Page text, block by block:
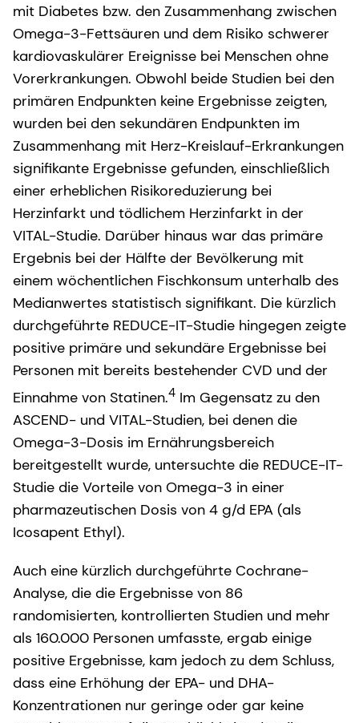
mit Diabetes bzw. den Zusammenhang zwischen
Omega-3-Fettsäuren und dem Risiko schwerer
kardiovaskulärer Ereignisse bei Menschen ohne
Vorerkrankungen. Obwohl beide Studien bei den
primären Endpunkten keine Ergebnisse zeigten,
wurden bei den sekundären Endpunkten im
Zusammenhang mit Herz-Kreislauf-Erkrankungen
signifikante Ergebnisse gefunden, einschließlich
einer erheblichen Risikoreduzierung bei
Herzinfarkt und tödlichem Herzinfarkt in der
VITAL-Studie. Darüber hinaus war das primäre
Ergebnis bei der Hälfte der Bevölkerung mit
einem wöchentlichen Fischkonsum unterhalb des
Medianwertes statistisch signifikant. Die kürzlich
durchgeführte REDUCE-IT-Studie hingegen zeigte
positive primäre und sekundäre Ergebnisse bei
Personen mit bereits bestehender CVD und der
Einnahme von Statinen.4 Im Gegensatz zu den
ASCEND- und VITAL-Studien, bei denen die
Omega-3-Dosis im Ernährungsbereich
bereitgestellt wurde, untersuchte die REDUCE-IT-
Studie die Vorteile von Omega-3 in einer
pharmazeutischen Dosis von 4 g/d EPA (als
Icosapent Ethyl).
Auch eine kürzlich durchgeführte Cochrane-
Analyse, die die Ergebnisse von 86
randomisierten, kontrollierten Studien und mehr
als 160.000 Personen umfasste, ergab einige
positive Ergebnisse, kam jedoch zu dem Schluss,
dass eine Erhöhung der EPA- und DHA-
Konzentrationen nur geringe oder gar keine